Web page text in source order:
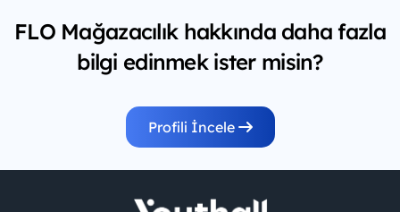
FLO Mağazacılık hakkında daha fazla
bilgi edinmek ister misin?
Profili İncele